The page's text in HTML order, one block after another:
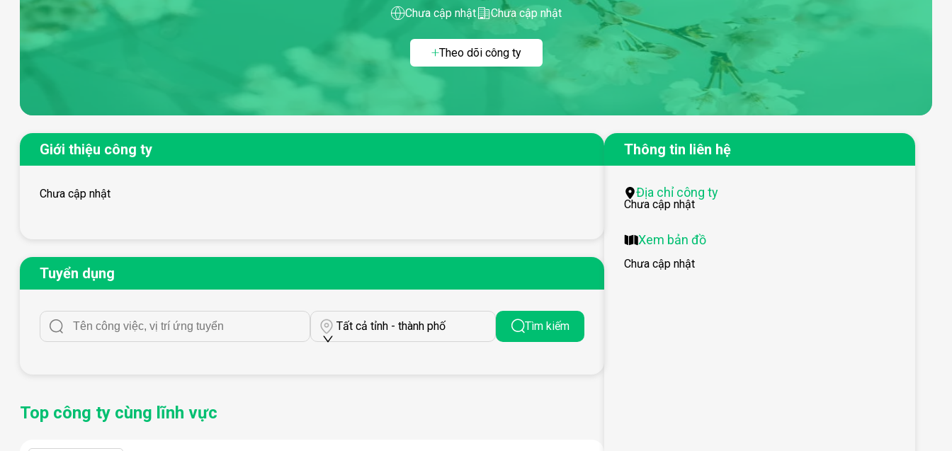
Chưa cập nhật Chưa cập nhật
Theo dõi công ty
Giới thiệu công ty
Chưa cập nhật
Tuyển dụng
Tất cả tỉnh - thành phố Tìm kiếm
Top công ty cùng lĩnh vực
Thông tin liên hệ
Địa chỉ công ty
Chưa cập nhật
Xem bản đồ
Chưa cập nhật